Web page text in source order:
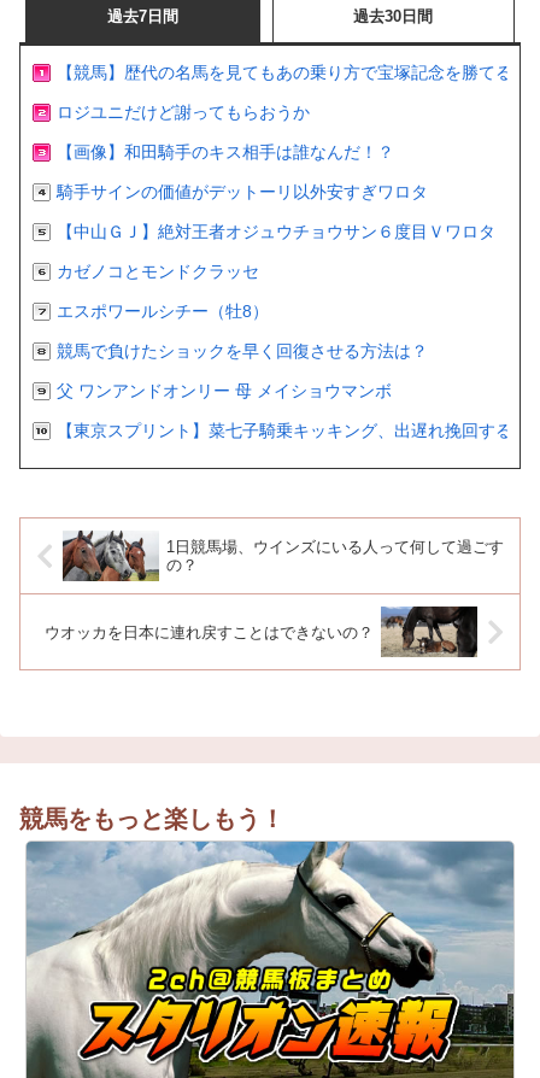
過去7日間 過去30日間
【競馬】歴代の名馬を見てもあの乗り方で宝塚記念を勝てる
ロジユニだけど謝ってもらおうか
【画像】和田騎手のキス相手は誰なんだ！？
騎手サインの価値がデットーリ以外安すぎワロタ
【中山ＧＪ】絶対王者オジュウチョウサン６度目Ｖワロタ
カゼノコとモンドクラッセ
エスポワールシチー（牡8）
競馬で負けたショックを早く回復させる方法は？
父 ワンアンドオンリー 母 メイショウマンボ
【東京スプリント】菜七子騎乗キッキング、出遅れ挽回するも
1日競馬場、ウインズにいる人って何して過ごす
の？
ウオッカを日本に連れ戻すことはできないの？
競馬をもっと楽しもう！